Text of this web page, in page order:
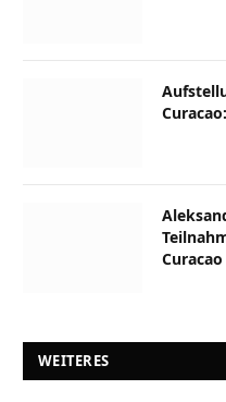
Curacao
WEITERES